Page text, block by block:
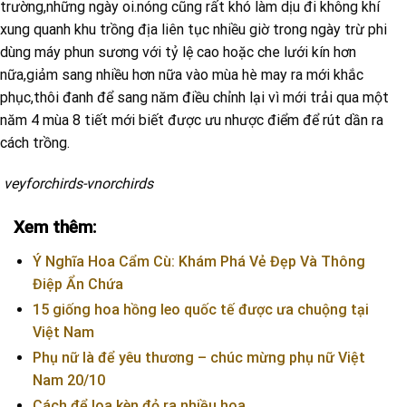
trường,những ngày oi.nóng cũng rất khó làm dịu đi không khí
xung quanh khu trồng địa liên tục nhiều giờ trong ngày trừ phi
dùng máy phun sương với tỷ lệ cao hoặc che lưới kín hơn
nữa,giảm sang nhiều hơn nữa vào mùa hè may ra mới khắc
phục,thôi đanh để sang năm điều chỉnh lại vì mới trải qua một
năm 4 mùa 8 tiết mới biết được ưu nhược điểm để rút dần ra
cách trồng.
veyforchirds-vnorchirds
Xem thêm:
Ý Nghĩa Hoa Cẩm Cù: Khám Phá Vẻ Đẹp Và Thông
Điệp Ẩn Chứa
15 giống hoa hồng leo quốc tế được ưa chuộng tại
Việt Nam
Phụ nữ là để yêu thương – chúc mừng phụ nữ Việt
Nam 20/10